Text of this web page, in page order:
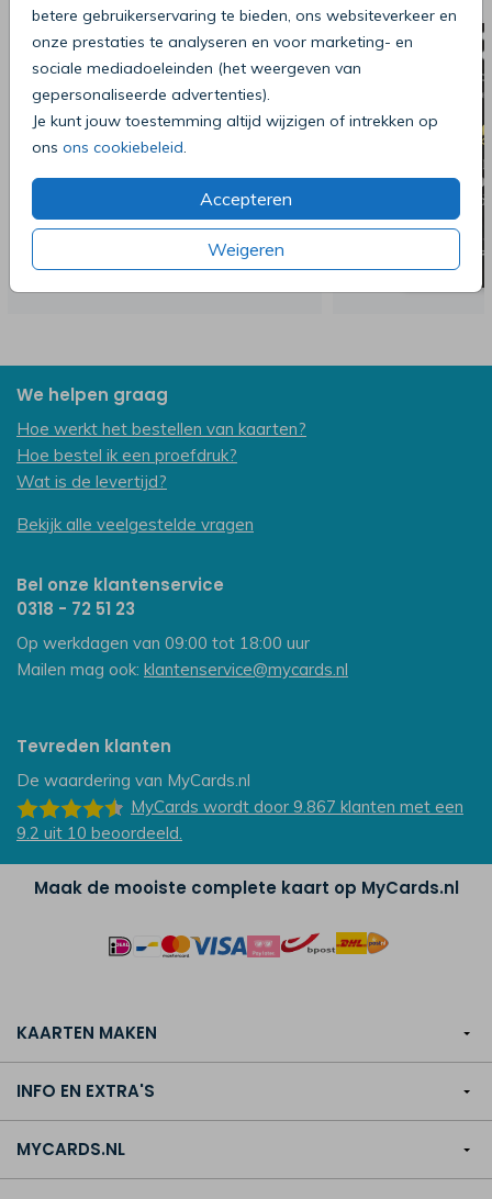
betere gebruikerservaring te bieden, ons websiteverkeer en
onze prestaties te analyseren en voor marketing- en
sociale mediadoeleinden (het weergeven van
gepersonaliseerde advertenties).
Je kunt jouw toestemming altijd wijzigen of intrekken op
ons ons cookiebeleid
Accepteren
Weigeren
We helpen graag
Hoe werkt het bestellen van kaarten?
Hoe bestel ik een proefdruk?
Wat is de levertijd?
Bekijk alle veelgestelde vragen
Bel onze klantenservice
0318 - 72 51 23
Op werkdagen van 09:00 tot 18:00 uur
Mailen mag ook: klantenservice@mycards.nl
Tevreden klanten
De waardering van MyCards.nl
MyCards wordt door 9.867 klanten met een
9.2 uit 10 beoordeeld.
Maak de mooiste complete kaart op MyCards.nl
KAARTEN MAKEN
INFO EN EXTRA'S
MYCARDS.NL